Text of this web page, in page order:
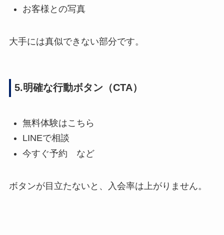
お客様との写真
大手には真似できない部分です。
5.明確な行動ボタン（CTA）
無料体験はこちら
LINEで相談
今すぐ予約 など
ボタンが目立たないと、入会率は上がりません。